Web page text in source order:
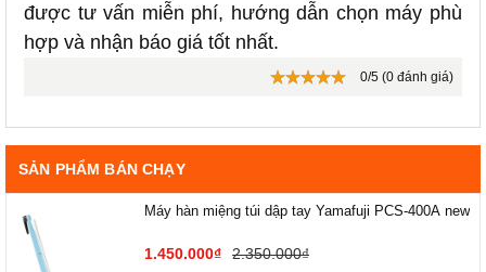
được tư vấn miễn phí, hướng dẫn chọn máy phù
hợp và nhận báo giá tốt nhất.
0/5 (0 đánh giá)
SẢN PHẨM BÁN CHẠY
Máy hàn miệng túi dập tay Yamafuji PCS-400A new
1.450.000₫ 2.350.000₫